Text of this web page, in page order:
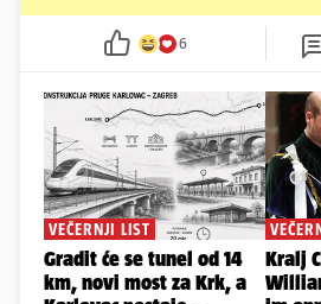
6